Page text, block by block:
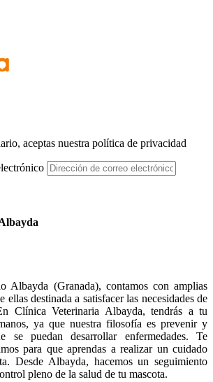
aceptas nuestra política de privacidad
Albayda (Granada), contamos con amplias
ellas destinada a satisfacer las necesidades de
Clínica Veterinaria Albayda, tendrás a tu
ya que nuestra filosofía es prevenir y
se puedan desarrollar enfermedades. Te
para que aprendas a realizar un cuidado
Desde Albayda, hacemos un seguimiento
pleno de la salud de tu mascota.